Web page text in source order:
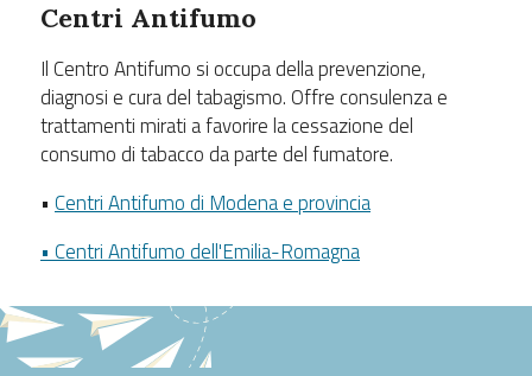
Centri Antifumo
Il Centro Antifumo si occupa della prevenzione,
diagnosi e cura del tabagismo. Offre consulenza e
trattamenti mirati a favorire la cessazione del
consumo di tabacco da parte del fumatore.
• Centri Antifumo di Modena e provincia
• Centri Antifumo dell'Emilia-Romagna